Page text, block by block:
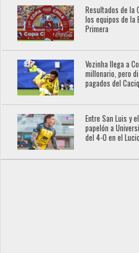
Resultados de la
los equipos de la
Primera
Vozinha llega a
millonario, pero
pagados del
Entre San Luis y
papelón a
del 4-0 en el